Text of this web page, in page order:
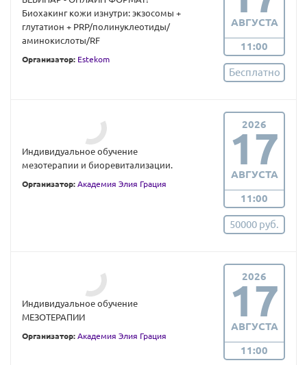
Биохакинг кожи изнутри: экзосомы +
глутатион + PRP/полинуклеотиды/
аминокислоты/RF
Организатор: Estekom
АВГУСТА
11:00
Бесплатно
Индивидуальное обучение
мезотерапии и биоревитализации.
Организатор: Академия Элия Грация
2026
17
АВГУСТА
11:00
50000 руб.
Индивидуальное обучение
МЕЗОТЕРАПИИ
Организатор: Академия Элия Грация
2026
17
АВГУСТА
11:00